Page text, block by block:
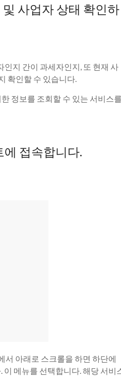
사업자 상태 확인하
지 간이 과세자인지, 또 현재 사
확인할 수 있습니다.
정보를 조회할 수 있는 서비스를
접속합니다.
서 아래로 스크롤을 하면 하단에
이 메뉴를 선택합니다. 해당 서비